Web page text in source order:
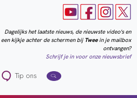
Dagelijks het laatste nieuws, de nieuwste video's en
een kijkje achter de schermen bij Tweein je mailbox
ontvangen?
Schrijf je in voor onze nieuwsbrief
Tip ons